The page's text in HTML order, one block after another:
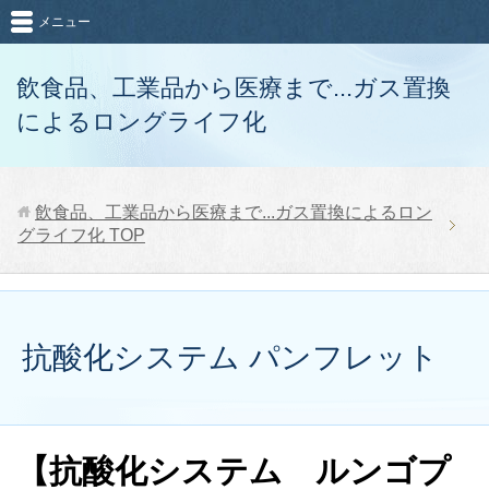
飲食品、工業品から医療まで...ガス置換
によるロングライフ化
メニュー
飲食品、工業品から医療まで...ガス置換によるロン
グライフ化 TOP
抗酸化システム パンフレット
【抗酸化システム ルンゴプ